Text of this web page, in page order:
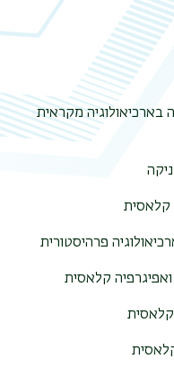
מקראית
קלאסית
פרהיסטורית
קלאסית
קלאסית